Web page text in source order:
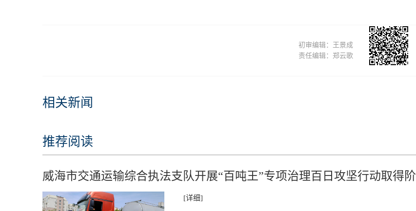
初审编辑：王景成
责任编辑：郑云歌
相关新闻
推荐阅读
威海市交通运输综合执法支队开展“百吨王”专项治理百日攻坚行动取得阶
段性成效
[详细]